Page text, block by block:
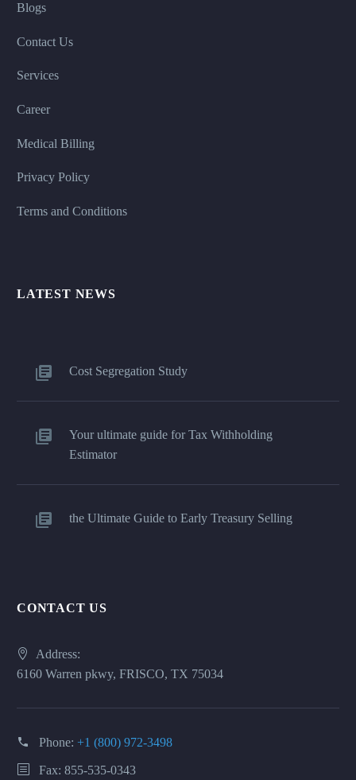
Blogs
Contact Us
Services
Career
Medical Billing
Privacy Policy
Terms and Conditions
LATEST NEWS
Cost Segregation Study
Your ultimate guide for Tax Withholding
Estimator
the Ultimate Guide to Early Treasury Selling
CONTACT US
Address:
6160 Warren pkwy, FRISCO, TX 75034
Phone: +1 (800) 972-3498
Fax: 855-535-0343